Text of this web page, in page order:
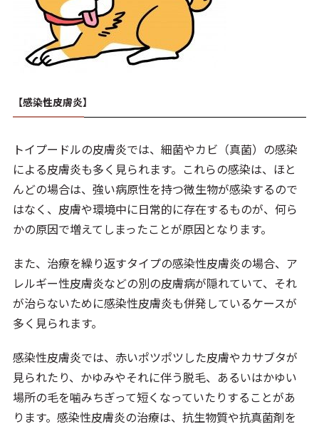
【感染性皮膚炎】
トイプードルの皮膚炎では、細菌やカビ（真菌）の感染
による皮膚炎も多く見られます。これらの感染は、ほと
んどの場合は、強い病原性を持つ微生物が感染するので
はなく、皮膚や環境中に日常的に存在するものが、何ら
かの原因で増えてしまったことが原因となります。
また、治療を繰り返すタイプの感染性皮膚炎の場合、ア
レルギー性皮膚炎などの別の皮膚病が隠れていて、それ
が治らないために感染性皮膚炎も併発しているケースが
多く見られます。
感染性皮膚炎では、赤いポツポツした皮膚やカサブタが
見られたり、かゆみやそれに伴う脱毛、あるいはかゆい
場所の毛を噛みちぎって短くなっていたりすることがあ
ります。感染性皮膚炎の治療は、抗生物質や抗真菌剤を